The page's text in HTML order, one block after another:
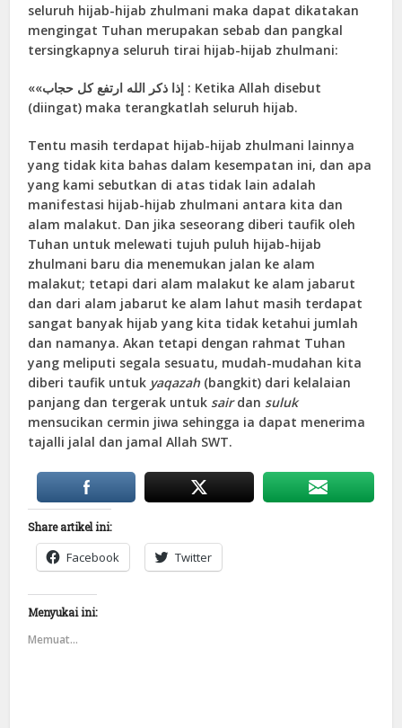
seluruh hijab-hijab zhulmani maka dapat dikatakan
mengingat Tuhan merupakan sebab dan pangkal
tersingkapnya seluruh tirai hijab-hijab zhulmani:
««إذا ذکر الله ارتفع کل حجاب : Ketika Allah disebut
(diingat) maka terangkatlah seluruh hijab.
Tentu masih terdapat hijab-hijab zhulmani lainnya
yang tidak kita bahas dalam kesempatan ini, dan apa
yang kami sebutkan di atas tidak lain adalah
manifestasi hijab-hijab zhulmani antara kita dan
alam malakut. Dan jika seseorang diberi taufik oleh
Tuhan untuk melewati tujuh puluh hijab-hijab
zhulmani baru dia menemukan jalan ke alam
malakut; tetapi dari alam malakut ke alam jabarut
dan dari alam jabarut ke alam lahut masih terdapat
sangat banyak hijab yang kita tidak ketahui jumlah
dan namanya. Akan tetapi dengan rahmat Tuhan
yang meliputi segala sesuatu, mudah-mudahan kita
diberi taufik untuk yaqazah (bangkit) dari kelalaian
panjang dan tergerak untuk sairdan suluk
mensucikan cermin jiwa sehingga ia dapat menerima
tajalli jalal dan jamal Allah SWT.
Share artikel ini:
Facebook Twitter
Menyukai ini:
Memuat...